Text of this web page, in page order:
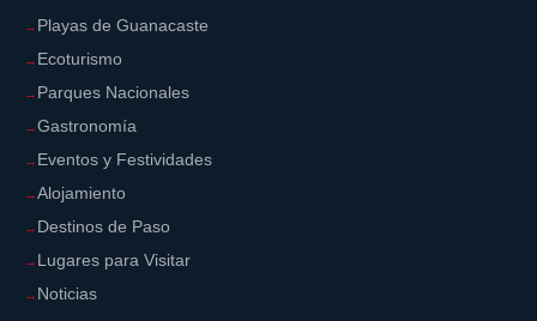
Playas de Guanacaste
Ecoturismo
Parques Nacionales
Gastronomía
Eventos y Festividades
Alojamiento
Destinos de Paso
Lugares para Visitar
Noticias